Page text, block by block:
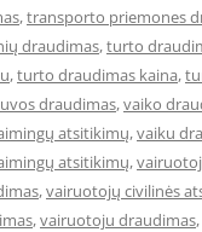
,transporto priemones
draudimas,turto
,turto draudimas kaina,
draudimas,vaiko
atsitikimų,vaiku
atsitikimų,
,vairuotojų civilinės
,vairuotoju draudimas,